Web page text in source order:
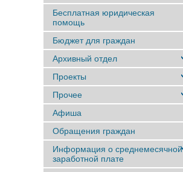
Бесплатная юридическая
помощь
Бюджет для граждан
Архивный отдел
Проекты
Прочее
Афиша
Обращения граждан
Информация о среднемесячной
заработной плате